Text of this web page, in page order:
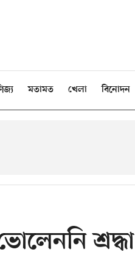
মতামত খেলা বিনোদন
শ্রদ্ধা